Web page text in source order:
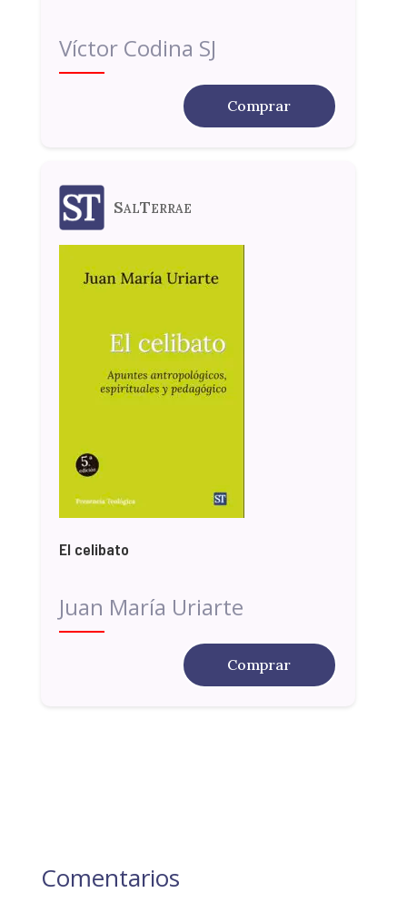
Víctor Codina SJ
Comprar
SalTerrae
El celibato
Juan María Uriarte
Comprar
Comentarios